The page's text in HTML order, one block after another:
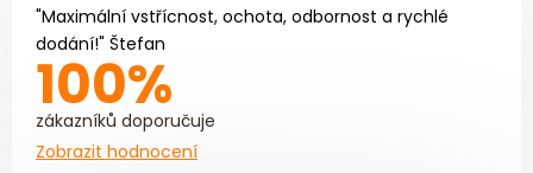
"Maximální vstřícnost, ochota, odbornost a rychlé
dodání!" Štefan
100%
zákazníků doporučuje
Zobrazit hodnocení